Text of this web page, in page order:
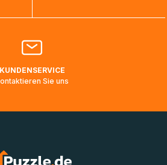
Kundenservicefalls Ihr Paket
oder Europa mehrere Tage
KUNDENSERVICE
Sie uns